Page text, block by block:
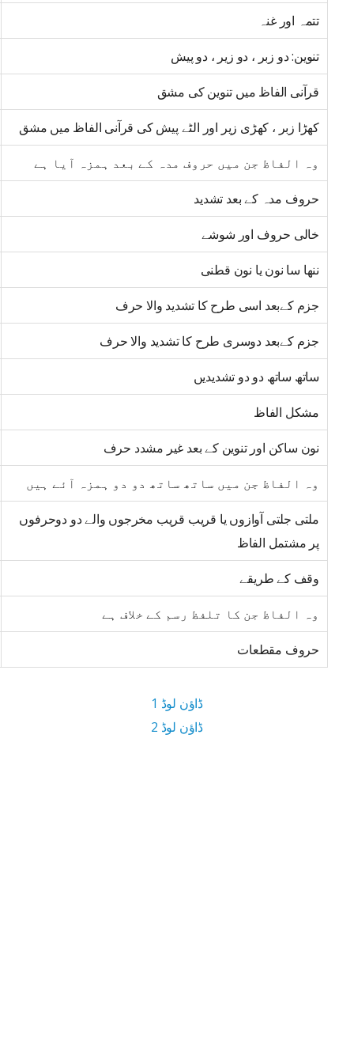
تتمہ اور غنہ
تنوین: دو زبر ، دو زیر ، دو پیش
قرآنی الفاظ میں تنوین کی مشق
کھڑا زبر ، کھڑی زیر اور الٹے پیش کی قرآنی الفاظ میں مشق
وہ الفاظ جن میں حروف مدہ کے بعد ہمزہ آیا ہے
حروف مدہ کے بعد تشدید
خالی حروف اور شوشے
ننھا سا نون یا نون قطنی
جزم کےبعد اسی طرح کا تشدید والا حرف
جزم کےبعد دوسری طرح کا تشدید والا حرف
ساتھ ساتھ دو دو تشدیدیں
مشکل الفاظ
نون ساکن اور تنوین کے بعد غیر مشدد حرف
وہ الفاظ جن میں ساتھ ساتھ دو دو ہمزہ آئے ہیں
ملتی جلتی آوازوں یا قریب قریب مخرجوں والے دو دوحرفوں
پر مشتمل الفاظ
وقف کے طریقے
وہ الفاظ جن کا تلفظ رسم کے خلاف ہے
حروف مقطعات
ڈاؤن لوڈ 1
ڈاؤن لوڈ 2